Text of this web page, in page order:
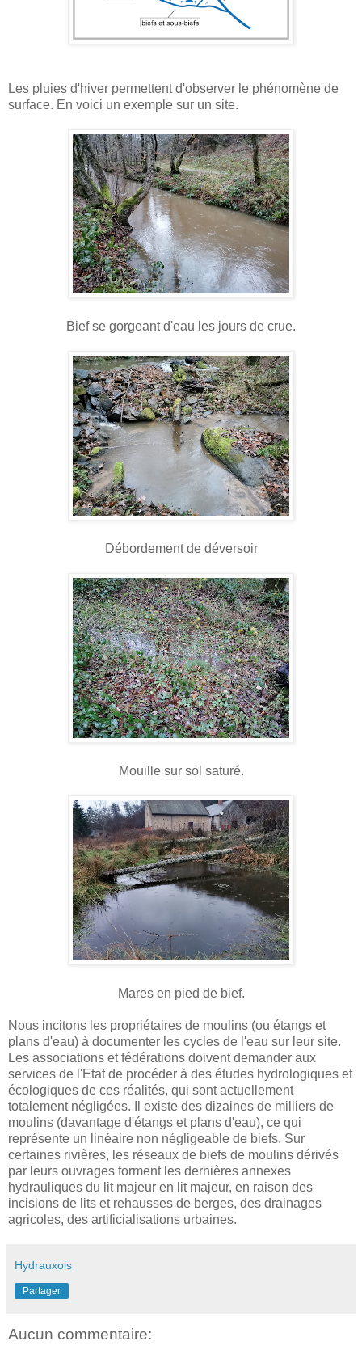
Les pluies d'hiver permettent d'observer le phénomène de
surface. En voici un exemple sur un site.
Bief se gorgeant d'eau les jours de crue.
Débordement de déversoir
Mouille sur sol saturé.
Mares en pied de bief.
Nous incitons les propriétaires de moulins (ou étangs et
plans d'eau) à documenter les cycles de l'eau sur leur site.
Les associations et fédérations doivent demander aux
services de l'Etat de procéder à des études hydrologiques et
écologiques de ces réalités, qui sont actuellement
totalement négligées. Il existe des dizaines de milliers de
moulins (davantage d'étangs et plans d'eau), ce qui
représente un linéaire non négligeable de biefs. Sur
certaines rivières, les réseaux de biefs de moulins dérivés
par leurs ouvrages forment les dernières annexes
hydrauliques du lit majeur en lit majeur, en raison des
incisions de lits et rehausses de berges, des drainages
agricoles, des artificialisations urbaines.
Hydrauxois
Partager
Aucun commentaire: